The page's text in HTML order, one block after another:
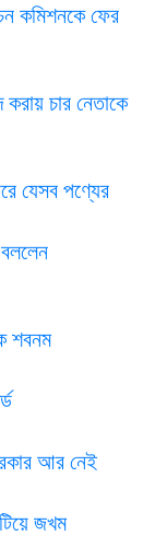
কমিশনকে ফের
চার নেতাকে
যেসব পণ্যের
শবনম
আর নেই
পিটিয়ে জখম